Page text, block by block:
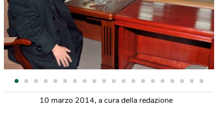
10 marzo 2014, a cura della redazione